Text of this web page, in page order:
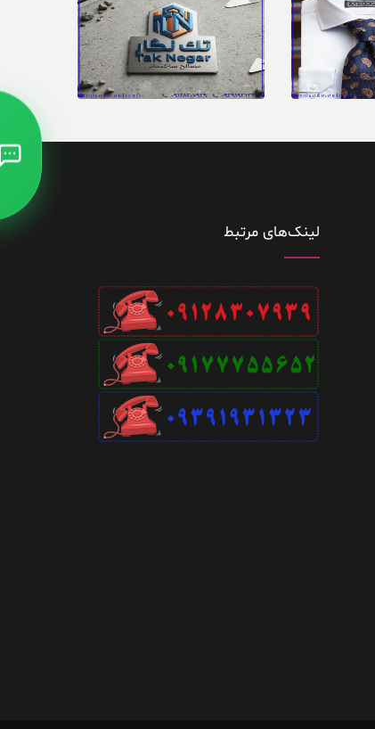
لینک‌های مرتبط